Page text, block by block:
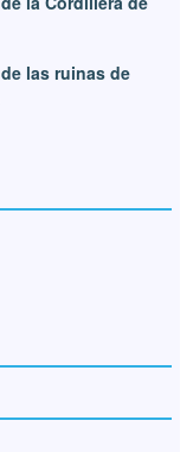
las ruinas de